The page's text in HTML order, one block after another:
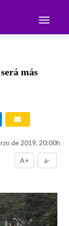
Toggle
más
de 2019, 20:00h
A+ a-